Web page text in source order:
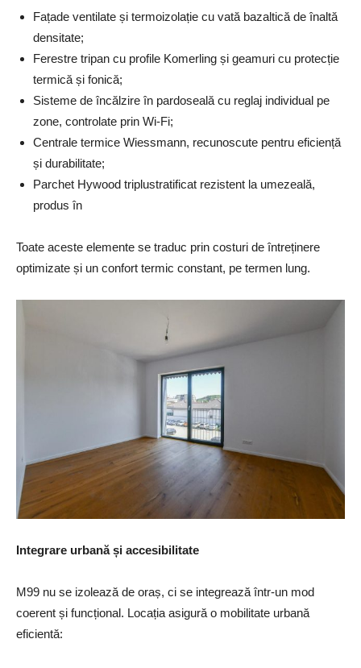
Fațade ventilate și termoizolație cu vată bazaltică de înaltă
densitate;
Ferestre tripan cu profile Komerling și geamuri cu protecție
termică și fonică;
Sisteme de încălzire în pardoseală cu reglaj individual pe
zone, controlate prin Wi-Fi;
Centrale termice Wiessmann, recunoscute pentru eficiență
și durabilitate;
Parchet Hywood triplustratificat rezistent la umezeală,
produs în
Toate aceste elemente se traduc prin costuri de întreținere
optimizate și un confort termic constant, pe termen lung.
Integrare urbană și accesibilitate
M99 nu se izolează de oraș, ci se integrează într-un mod
coerent și funcțional. Locația asigură o mobilitate urbană
eficientă: